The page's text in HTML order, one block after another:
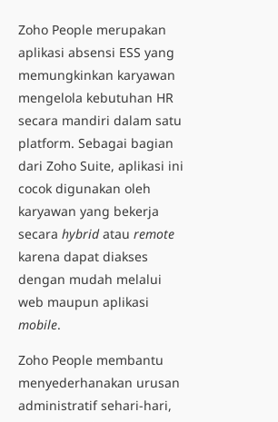
Zoho People merupakan
aplikasi absensi ESS yang
memungkinkan karyawan
mengelola kebutuhan HR
secara mandiri dalam satu
platform. Sebagai bagian
dari Zoho Suite, aplikasi ini
cocok digunakan oleh
karyawan yang bekerja
secara hybridatau remote
karena dapat diakses
dengan mudah melalui
web maupun aplikasi
mobile.
Zoho People membantu
menyederhanakan urusan
administratif sehari-hari,